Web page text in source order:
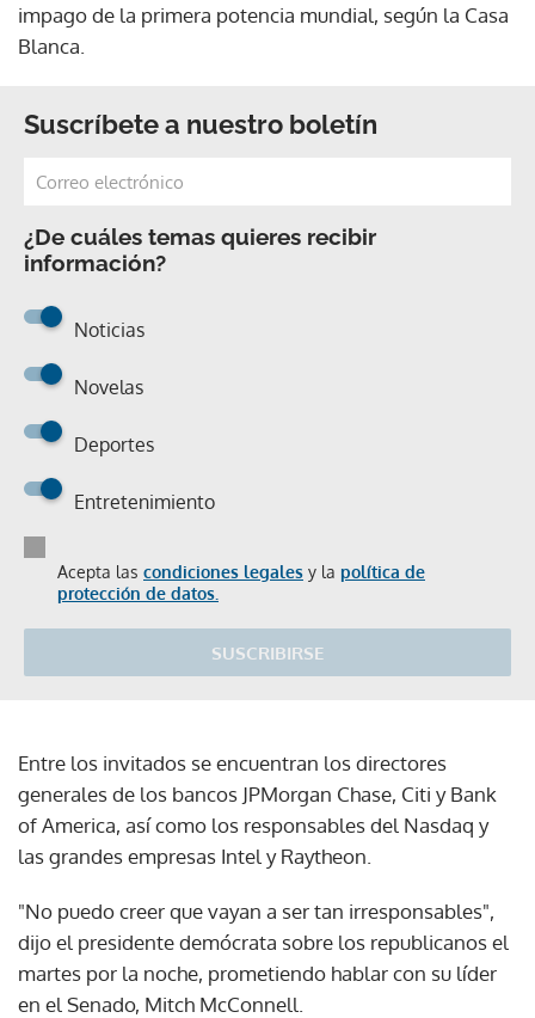
impago de la primera potencia mundial, según la Casa
Blanca.
Suscríbete a nuestro boletín
¿De cuáles temas quieres recibir
información?
Noticias
Novelas
Deportes
Entretenimiento
Acepta las condiciones legales y la política de
protección de datos.
SUSCRIBIRSE
Entre los invitados se encuentran los directores
generales de los bancos JPMorgan Chase, Citi y Bank
of America, así como los responsables del Nasdaq y
las grandes empresas Intel y Raytheon.
"No puedo creer que vayan a ser tan irresponsables",
dijo el presidente demócrata sobre los republicanos el
martes por la noche, prometiendo hablar con su líder
en el Senado, Mitch McConnell.